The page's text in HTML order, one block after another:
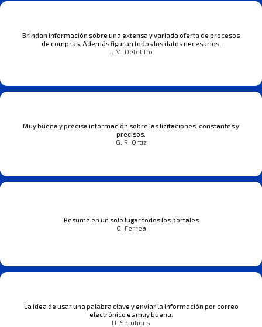
Brindan información sobre una extensa y variada oferta de procesos
de compras. Además figuran todos los datos necesarios.
J. M. Defelitto
Muy buena y precisa información sobre las licitaciones: constantes y
precisos.
G. R. Ortiz
Resume en un solo lugar todos los portales
G. Ferrea
La idea de usar una palabra clave y enviar la información por correo
electrónico es muy buena.
U. Solutions